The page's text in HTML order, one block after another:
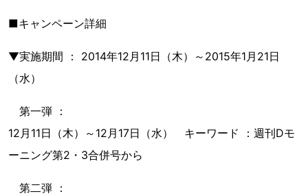
■キャンペーン詳細
▼実施期間 ： 2014年12月11日（木）～2015年1月21日
（水）
第一弾 ：
12月11日（木）～12月17日（水） キーワード ：週刊Dモ
ーニング第2・3合併号から
第二弾 ：